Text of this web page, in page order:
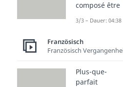
Il voit
→ Wen
Vous
wartet
composé être
3/3 – Dauer: 04:38
Französisch
Französisch
Plus-que-
parfait